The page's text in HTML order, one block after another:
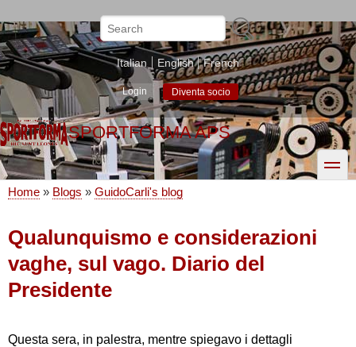
to
main
content
Search
Italian English French
Login Diventa socio
SPORTFORMA APS
toggle
Home Blogs GuidoCarli's blog
Qualunquismo e considerazioni
vaghe, sul vago. Diario del
Presidente
Questa sera, in palestra, mentre spiegavo i dettagli